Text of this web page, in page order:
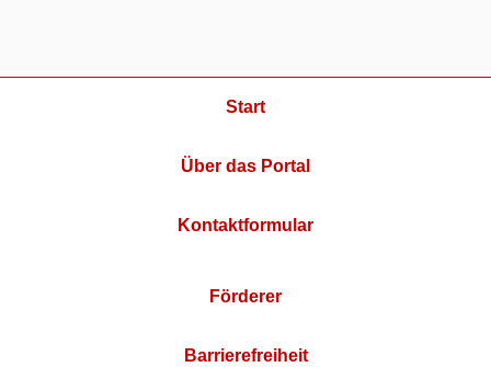
Start
Über das Portal
Kontaktformular
Förderer
Barrierefreiheit